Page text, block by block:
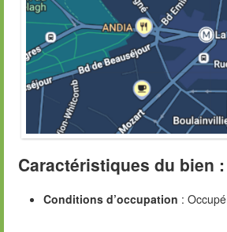
Caractéristiques du bien :
Conditions d’occupation : Occupé